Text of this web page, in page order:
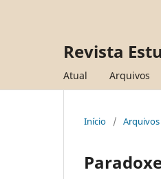
Revista
Atual Arquivos
Início / Arquivos